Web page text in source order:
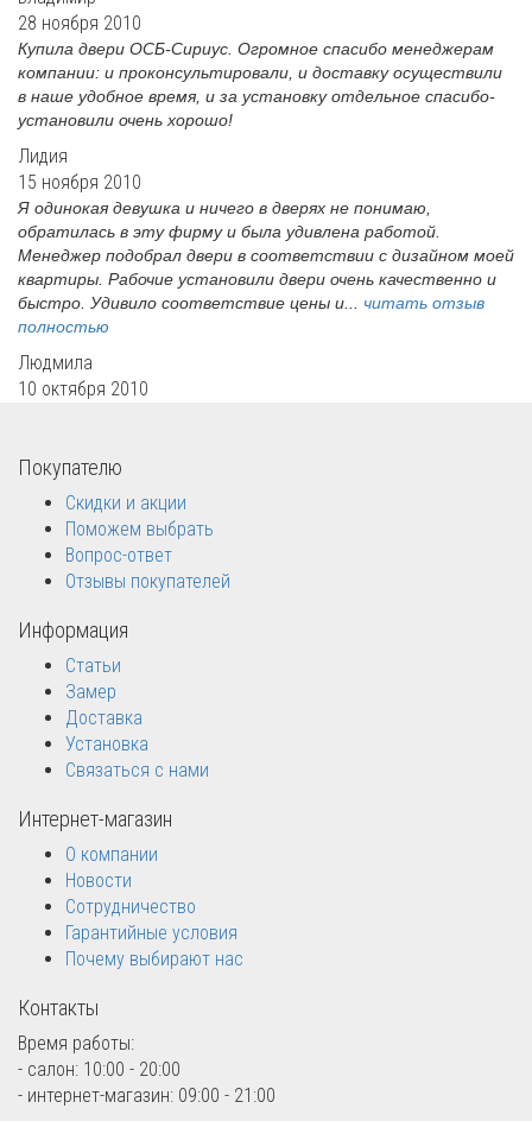
28 ноября 2010
Купила двери ОСБ-Сириус. Огромное спасибо менеджерам
компании: и проконсультировали, и доставку осуществили
в наше удобное время, и за установку отдельное спасибо-
установили очень хорошо!
Лидия
15 ноября 2010
Я одинокая девушка и ничего в дверях не понимаю,
обратилась в эту фирму и была удивлена работой.
Менеджер подобрал двери в соответствии с дизайном моей
квартиры. Рабочие установили двери очень качественно и
быстро. Удивило соответствие цены и... читать отзыв
полностью
Людмила
10 октября 2010
Покупателю
Скидки и акции
Поможем выбрать
Вопрос-ответ
Отзывы покупателей
Информация
Статьи
Замер
Доставка
Установка
Связаться с нами
Интернет-магазин
О компании
Новости
Сотрудничество
Гарантийные условия
Почему выбирают нас
Контакты
Время работы:
- салон: 10:00 - 20:00
- интернет-магазин: 09:00 - 21:00